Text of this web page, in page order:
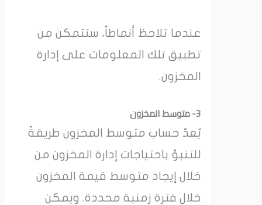
عندما تلاحظ أنماطاً، ستتمكن من
تطبيق تلك المعلومات على إدارة
المخزون.
يُعدّ حساب متوسط ​​المخزون طريقةً
للتنبؤ باحتياجات إدارة المخزون من
خلال إيجاد متوسط ​​قيمة المخزون
خلال فترة زمنية محددة. ويمكن